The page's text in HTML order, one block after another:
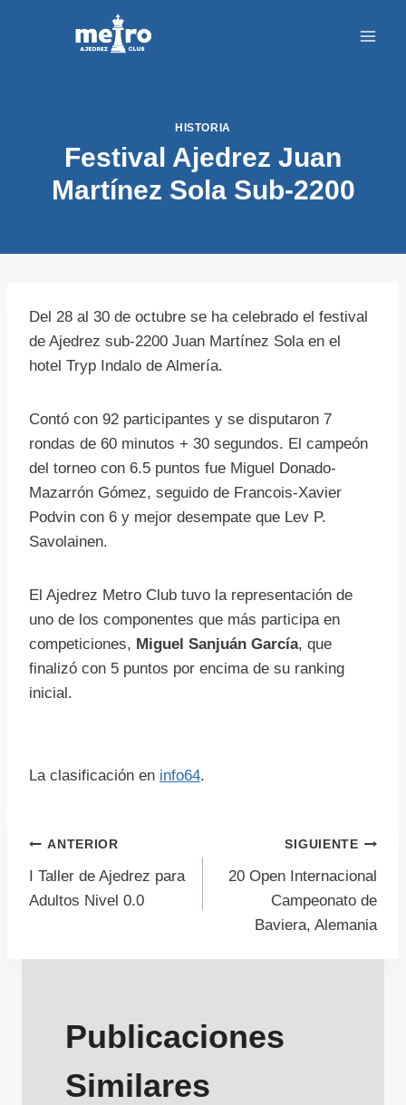
HISTORIA
Festival Ajedrez Juan
Martínez Sola Sub-2200
Del 28 al 30 de octubre se ha celebrado el festival
de Ajedrez sub-2200 Juan Martínez Sola en el
hotel Tryp Indalo de Almería.
Contó con 92 participantes y se disputaron 7
rondas de 60 minutos + 30 segundos. El campeón
del torneo con 6.5 puntos fue Miguel Donado-
Mazarrón Gómez, seguido de Francois-Xavier
Podvin con 6 y mejor desempate que Lev P.
Savolainen.
El Ajedrez Metro Club tuvo la representación de
uno de los componentes que más participa en
competiciones, Miguel Sanjuán García, que
finalizó con 5 puntos por encima de su ranking
inicial.
La clasificación en info64.
Navegación
de
entradas
ANTERIOR
I Taller de Ajedrez para
Adultos Nivel 0.0
SIGUIENTE
20 Open Internacional
Campeonato de
Baviera, Alemania
Publicaciones
Similares